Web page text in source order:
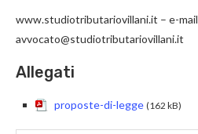
www.studiotributariovillani.it – e-mail
avvocato@studiotributariovillani.it
Allegati
proposte-di-legge (162 kB)